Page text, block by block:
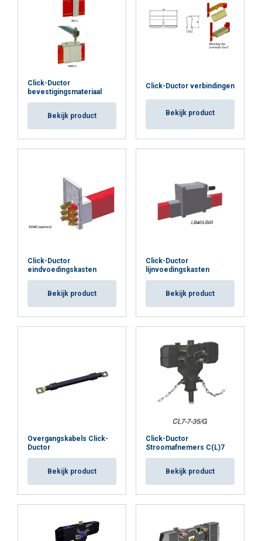
Click-Ductor
bevestigingsmateriaal
Bekijk product
Click-Ductor verbindingen
Bekijk product
Click-Ductor
eindvoedingskasten
Bekijk product
Click-Ductor
lijnvoedingskasten
Bekijk product
Overgangskabels Click-
Ductor
Bekijk product
Click-Ductor
Stroomafnemers C(L)7
Bekijk product